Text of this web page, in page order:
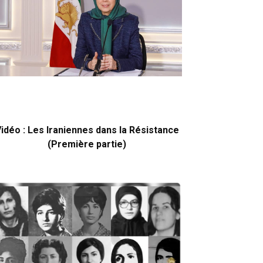
: Les Iraniennes dans la Résistance
(Première partie)